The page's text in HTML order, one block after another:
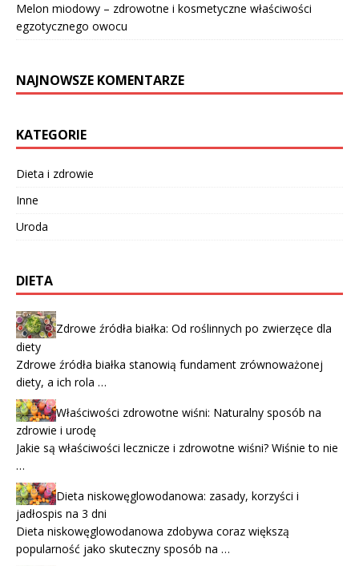
Melon miodowy – zdrowotne i kosmetyczne właściwości
egzotycznego owocu
NAJNOWSZE KOMENTARZE
KATEGORIE
Dieta i zdrowie
Inne
Uroda
DIETA
Zdrowe źródła białka: Od roślinnych po zwierzęce dla
diety
Zdrowe źródła białka stanowią fundament zrównoważonej
diety, a ich rola …
Właściwości zdrowotne wiśni: Naturalny sposób na
zdrowie i urodę
Jakie są właściwości lecznicze i zdrowotne wiśni? Wiśnie to nie
…
Dieta niskowęglowodanowa: zasady, korzyści i
jadłospis na 3 dni
Dieta niskowęglowodanowa zdobywa coraz większą
popularność jako skuteczny sposób na …